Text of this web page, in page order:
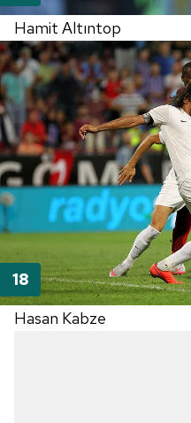
Hamit Altıntop
Hasan Kabze